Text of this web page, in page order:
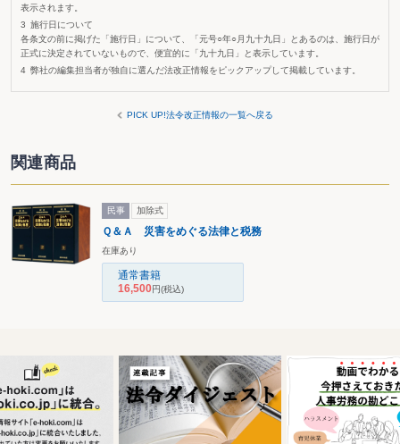
表示されます。
施行日について
各条文の前に掲げた「施行日」について、「元号○年○月九十九日」とあるのは、施行日が
正式に決定されていないもので、便宜的に「九十九日」と表示しています。
弊社の編集担当者が独自に選んだ法改正情報をピックアップして掲載しています。
PICK UP!法令改正情報の一覧へ戻る
関連商品
民事 加除式
Ｑ＆Ａ 災害をめぐる法律と税務
在庫あり
通常書籍
16,500円(税込)